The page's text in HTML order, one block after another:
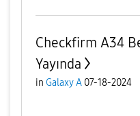
Checkfirm A34
Yayında
in Galaxy A 07-18-2024